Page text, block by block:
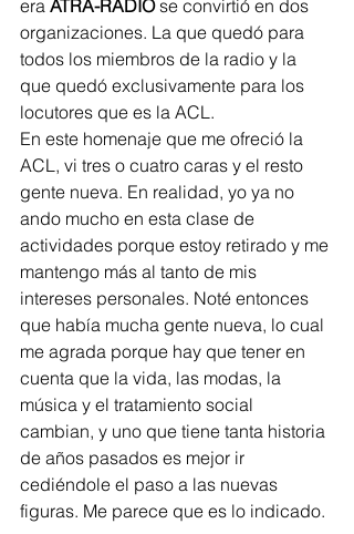
era ATRA-RADIO se convirtió en dos
organizaciones. La que quedó para
todos los miembros de la radio y la
que quedó exclusivamente para los
locutores que es la ACL.
En este homenaje que me ofreció la
ACL, vi tres o cuatro caras y el resto
gente nueva. En realidad, yo ya no
ando mucho en esta clase de
actividades porque estoy retirado y me
mantengo más al tanto de mis
intereses personales. Noté entonces
que había mucha gente nueva, lo cual
me agrada porque hay que tener en
cuenta que la vida, las modas, la
música y el tratamiento social
cambian, y uno que tiene tanta historia
de años pasados es mejor ir
cediéndole el paso a las nuevas
figuras. Me parece que es lo indicado.